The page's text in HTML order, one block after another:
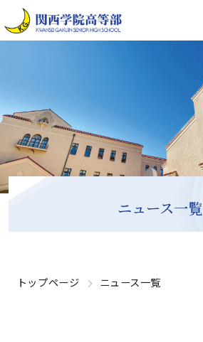
ニュース一覧
トップページ ニュース一覧